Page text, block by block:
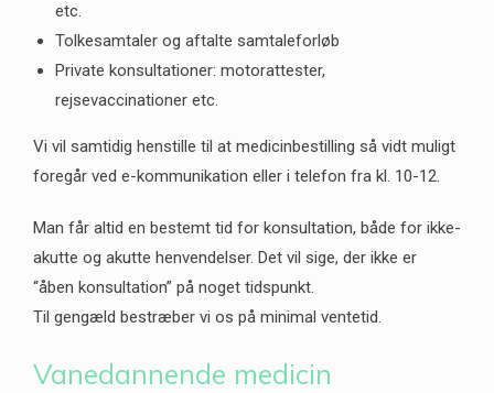
etc.
Tolkesamtaler og aftalte samtaleforløb
Private konsultationer: motorattester,
rejsevaccinationer etc.
Vi vil samtidig henstille til at medicinbestilling så vidt muligt
foregår ved e-kommunikation eller i telefon fra kl. 10-12.
Man får altid en bestemt tid for konsultation, både for ikke-
akutte og akutte henvendelser. Det vil sige, der ikke er
“åben konsultation” på noget tidspunkt.
Til gengæld bestræber vi os på minimal ventetid.
Vanedannende medicin